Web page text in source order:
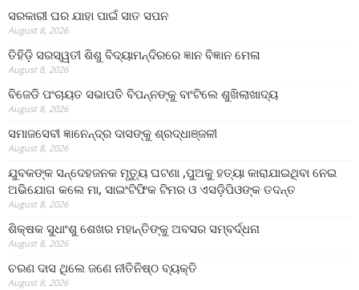
ସରକାରୀ ଘର ଯାହା ପାଇଁ ସାତ ସପନ
August 8, 2026
ତିହିଡି଼ ସରସ୍ୱତୀ ଶିଶୁ ବିଦ୍ୟାମନ୍ଦିରରେ ଜ୍ଞାନ ବିଜ୍ଞାନ ମେଳା
August 8, 2026
ବିଜେଡି ପଂଚାୟତ ସଭାପତି ବିପନ୍ନଙ୍କୁ ବାଂଟିଲେ ଶୁଖିଲାଖାଦ୍ୟ
August 8, 2026
ସମାଜସେବୀ ଜ୍ଞାନେନ୍ଦ୍ର ଦାସଙ୍କୁ ଶ୍ରଦ୍ଧାଞ୍ଜଳୀ
August 8, 2026
ଯୁବକଙ୍କ ସନ୍ଦେହଜନକ ମୃତ୍ୟୁ ଘଟଣା ,ପୁଅକୁ ହତ୍ୟା କାରାଯାଇଥିବା ନେଇ
ଅଭିଯୋଗ କଲେ ମା, ସାଇଂଟିଫିକ ଟିମର ଓ ଏସଡ଼ିପିଓଙ୍କ ତଦନ୍ତ
August 8, 2026
ଶିକ୍ଷକ ସୁଧାଂଶୁ ଶେଖର ମହାନ୍ତିଙ୍କୁ ଅବସର ସମ୍ବର୍ଦ୍ଧନା
August 8, 2026
ଚରଣ ଦାସ ଥିଲେ ଜଣେ ନୀତିନିଷ୍ଠ ବ୍ୟକ୍ତି
August 8, 2026